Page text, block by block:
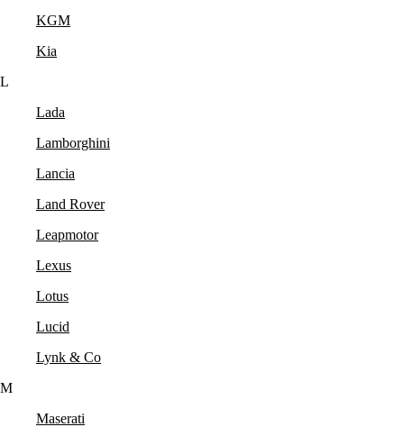
KGM
Kia
L
Lada
Lamborghini
Lancia
Land Rover
Leapmotor
Lexus
Lotus
Lucid
Lynk & Co
M
Maserati